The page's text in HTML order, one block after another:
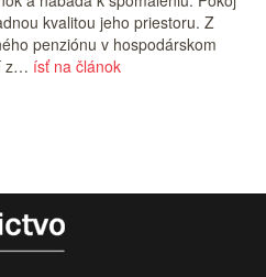
kvalitou jeho priestoru. Z
penziónu v hospodárskom
z… ísť na článok